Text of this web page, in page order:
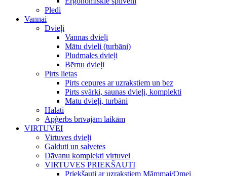
Pledi
Vannai
Dvieļi
Vannas dvieļi
Mātu dvieli (turbāni)
Pludmales dvieļi
Bērnu dvieļi
Pirts lietas
Pirts cepures ar uzrakstiem un bez
Pirts svārki, saunas dvieļi, komplekti
Matu dvieļi, turbāni
Halāti
Apģerbs brīvajām laikām
VIRTUVEI
Virtuves dvieļi
Galduti un salvetes
Dāvanu komplekti virtuvei
VIRTUVES PRIEKŠAUTI
Priekšauti ar uzrakstiem Māmmai/Omei